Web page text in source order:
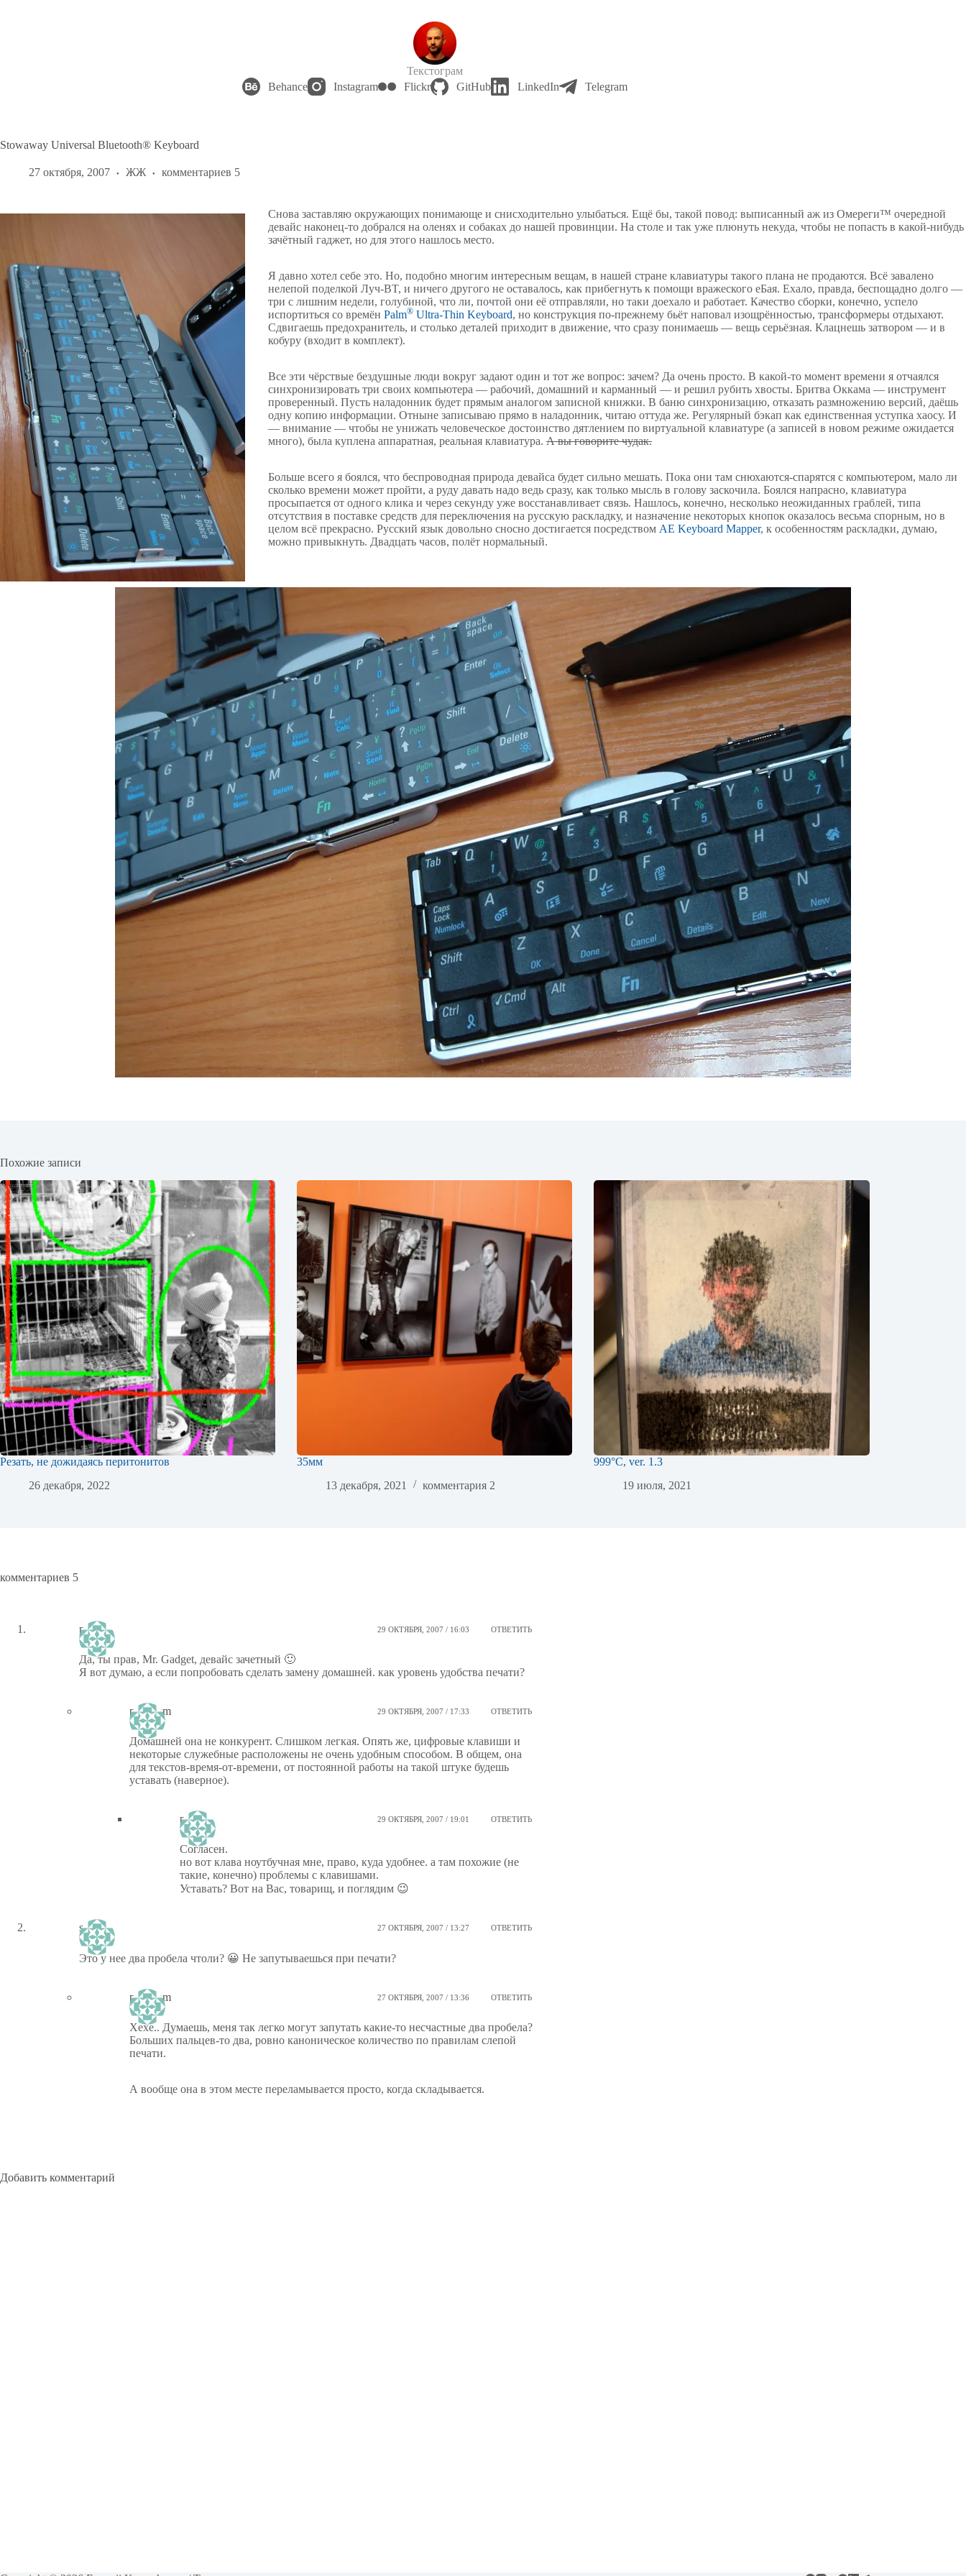
Текстограм
Behance
Instagram Flickr GitHub LinkedIn Telegram
Stowaway Universal Bluetooth® Keyboard
27 октября, 2007 ЖЖ комментариев 5
Снова заставляю окружающих понимающе и снисходительно улыбаться. Ещё бы, такой повод: выписанный аж из Омереги™ очередной
девайс наконец-то добрался на оленях и собаках до нашей провинции. На столе и так уже плюнуть некуда, чтобы не попасть в какой-нибудь
зачётный гаджет, но для этого нашлось место.
Я давно хотел себе это. Но, подобно многим интересным вещам, в нашей стране клавиатуры такого плана не продаются. Всё завалено
нелепой поделкой Луч-BT, и ничего другого не оставалось, как прибегнуть к помощи вражеского еБая. Ехало, правда, беспощадно долго —
три с лишним недели, голубиной, что ли, почтой они её отправляли, но таки доехало и работает. Качество сборки, конечно, успело
испортиться со времён Palm® Ultra-Thin Keyboard, но конструкция по-прежнему бьёт наповал изощрённостью, трансформеры отдыхают.
Сдвигаешь предохранитель, и столько деталей приходит в движение, что сразу понимаешь — вещь серьёзная. Клацнешь затвором — и в
кобуру (входит в комплект).
Все эти чёрствые бездушные люди вокруг задают один и тот же вопрос: зачем? Да очень просто. В какой-то момент времени я отчаялся
синхронизировать три своих компьютера — рабочий, домашний и карманный — и решил рубить хвосты. Бритва Оккама — инструмент
проверенный. Пусть наладонник будет прямым аналогом записной книжки. В баню синхронизацию, отказать размножению версий, даёшь
одну копию информации. Отныне записываю прямо в наладонник, читаю оттуда же. Регулярный бэкап как единственная уступка хаосу. И
— внимание — чтобы не унижать человеческое достоинство дятлением по виртуальной клавиатуре (а записей в новом режиме ожидается
много), была куплена аппаратная, реальная клавиатура. А вы говорите чудак.
Больше всего я боялся, что беспроводная природа девайса будет сильно мешать. Пока они там снюхаются-спарятся с компьютером, мало ли
сколько времени может пройти, а руду давать надо ведь сразу, как только мысль в голову заскочила. Боялся напрасно, клавиатура
просыпается от одного клика и через секунду уже восстанавливает связь. Нашлось, конечно, несколько неожиданных граблей, типа
отсутствия в поставке средств для переключения на русскую раскладку, и назначение некоторых кнопок оказалось весьма спорным, но в
целом всё прекрасно. Русский язык довольно сносно достигается посредством AE Keyboard Mapper, к особенностям раскладки, думаю,
можно привыкнуть. Двадцать часов, полёт нормальный.
Похожие записи
Резать, не дожидаясь перитонитов
26 декабря, 2022
35мм
13 декабря, 2021
комментария 2
999°C, ver. 1.3
19 июля, 2021
комментариев 5
piastor 29 ОКТЯБРЯ, 2007 / 16:03 ОТВЕТИТЬ
Да, ты прав, Mr. Gadget, девайс зачетный 🙂
Я вот думаю, а если попробовать сделать замену домашней. как уровень удобства печати?
ptiz_kem 29 ОКТЯБРЯ, 2007 / 17:33 ОТВЕТИТЬ
Домашней она не конкурент. Слишком легкая. Опять же, цифровые клавиши и
некоторые служебные расположены не очень удобным способом. В общем, она
для текстов-время-от-времени, от постоянной работы на такой штуке будешь
уставать (наверное).
piastor 29 ОКТЯБРЯ, 2007 / 19:01 ОТВЕТИТЬ
Согласен.
но вот клава ноутбучная мне, право, куда удобнее. а там похожие (не
такие, конечно) проблемы с клавишами.
Уставать? Вот на Вас, товарищ, и поглядим 😉
sdanil 27 ОКТЯБРЯ, 2007 / 13:27 ОТВЕТИТЬ
Это у нее два пробела чтоли? 😀 Не запутываешься при печати?
ptiz_kem 27 ОКТЯБРЯ, 2007 / 13:36 ОТВЕТИТЬ
Хехе.. Думаешь, меня так легко могут запутать какие-то несчастные два пробела?
Больших пальцев-то два, ровно каноническое количество по правилам слепой
печати.
А вообще она в этом месте переламывается просто, когда складывается.
Добавить комментарий